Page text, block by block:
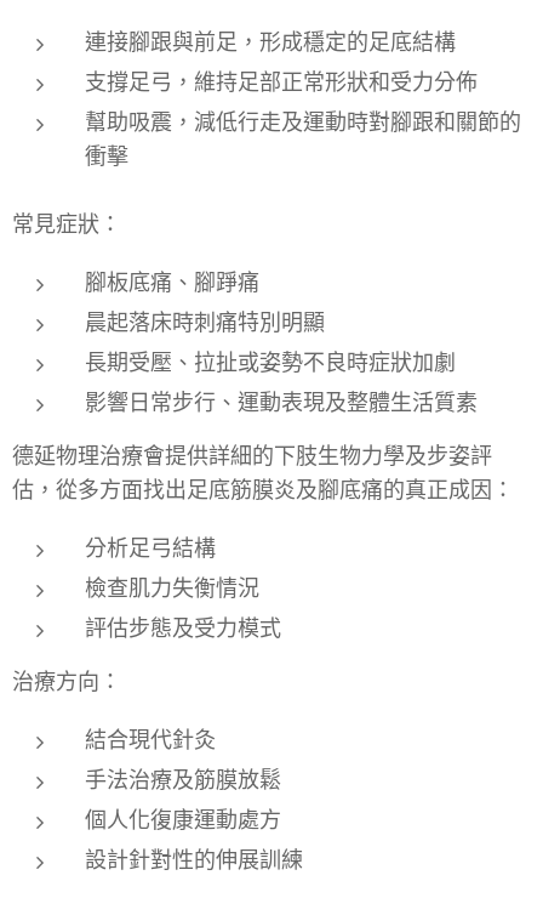
連接腳跟與前足，形成穩定的足底結構
支撐足弓，維持足部正常形狀和受力分佈
幫助吸震，減低行走及運動時對腳跟和關節的
衝擊
常見症狀：
腳板底痛、腳踭痛
晨起落床時刺痛特別明顯
長期受壓、拉扯或姿勢不良時症狀加劇
影響日常步行、運動表現及整體生活質素
德延物理治療會提供詳細的下肢生物力學及步姿評
估，從多方面找出足底筋膜炎及腳底痛的真正成因：
分析足弓結構
檢查肌力失衡情況
評估步態及受力模式
治療方向：
結合現代針灸
手法治療及筋膜放鬆
個人化復康運動處方
設計針對性的伸展訓練